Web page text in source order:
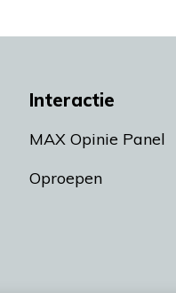
Interactie
MAX Opinie Panel
Oproepen